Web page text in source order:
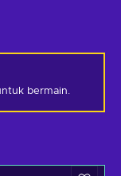
bermain.